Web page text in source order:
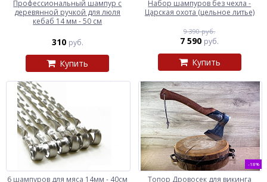
Профессиональный шампур с
деревянной ручкой для люля
кебаб 14 мм - 50 см
310 руб.
Купить
Набор шампуров без чехла -
Царская охота (цельное литье)
9 390 руб.
7 590 руб.
Купить
6 шампуров для мяса 14мм - 40см
-18%
Топор Дровосек для викинга